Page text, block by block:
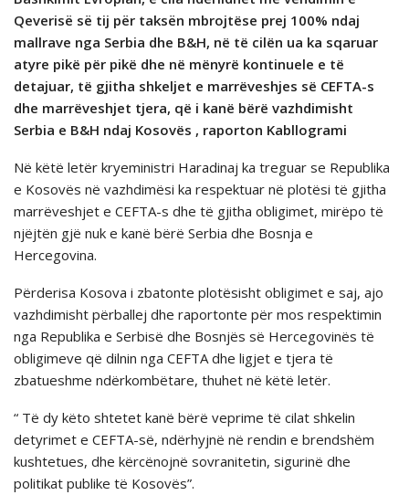
Qeverisë së tij për taksën mbrojtёse prej 100% ndaj
mallrave nga Serbia dhe B&H, nё tё cilёn ua ka sqaruar
atyre pikё pёr pikё dhe nё mёnyrё kontinuele e tё
detajuar, tё gjitha shkeljet e marrёveshjes sё CEFTA-s
dhe marrёveshjet tjera, qё i kanё bёrё vazhdimisht
Serbia e B&H ndaj Kosovёs , raporton Kabllogrami
Në këtë letër kryeministri Haradinaj ka treguar se Republika
e Kosovës në vazhdimësi ka respektuar në plotësi të gjitha
marrëveshjet e CEFTA-s dhe të gjitha obligimet, mirëpo të
njëjtën gjë nuk e kanë bërë Serbia dhe Bosnja e
Hercegovina.
Përderisa Kosova i zbatonte plotësisht obligimet e saj, ajo
vazhdimisht përballej dhe raportonte për mos respektimin
nga Republika e Serbisë dhe Bosnjës së Hercegovinës të
obligimeve që dilnin nga CEFTA dhe ligjet e tjera të
zbatueshme ndërkombëtare, thuhet nё kёtё letёr.
“ Të dy këto shtetet kanë bërë veprime të cilat shkelin
detyrimet e CEFTA-së, ndërhyjnë në rendin e brendshëm
kushtetues, dhe kërcënojnë sovranitetin, sigurinë dhe
politikat publike të Kosovës”.